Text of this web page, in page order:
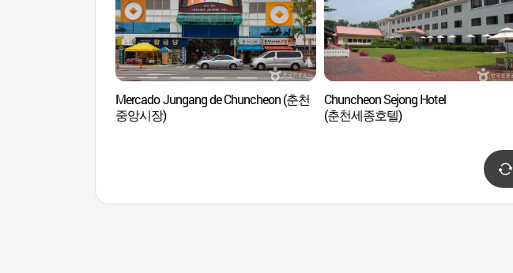
Mercado Jungang de Chuncheon (춘천
중앙시장)
Chuncheon Sejong Hotel
(춘천세종호텔)